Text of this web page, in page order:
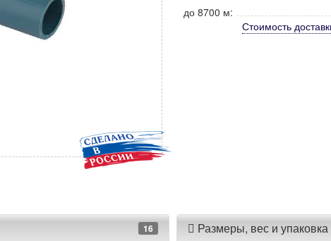
до 8700 м:
Стоимость
16 Размеры, вес и упаковка